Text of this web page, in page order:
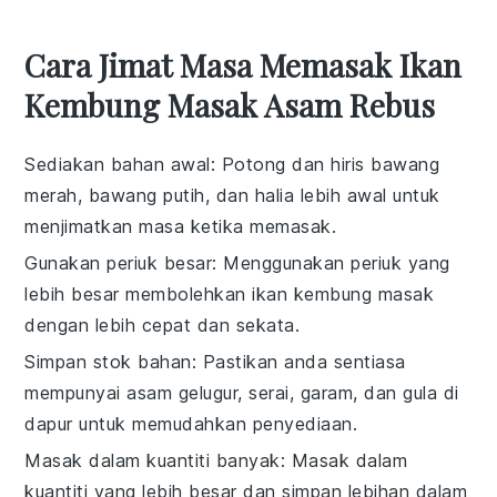
Cara Jimat Masa Memasak Ikan
Kembung Masak Asam Rebus
Sediakan bahan awal: Potong dan hiris bawang
merah, bawang putih, dan halia lebih awal untuk
menjimatkan masa ketika memasak.
Gunakan periuk besar: Menggunakan periuk yang
lebih besar membolehkanikan kembung masak
dengan lebih cepat dan sekata.
Simpan stok bahan: Pastikan anda sentiasa
mempunyaiasam gelugur,serai, garam, dangula di
dapur untuk memudahkan penyediaan.
Masak dalam kuantiti banyak: Masak dalam
kuantiti yang lebih besar dan simpan lebihan dalam